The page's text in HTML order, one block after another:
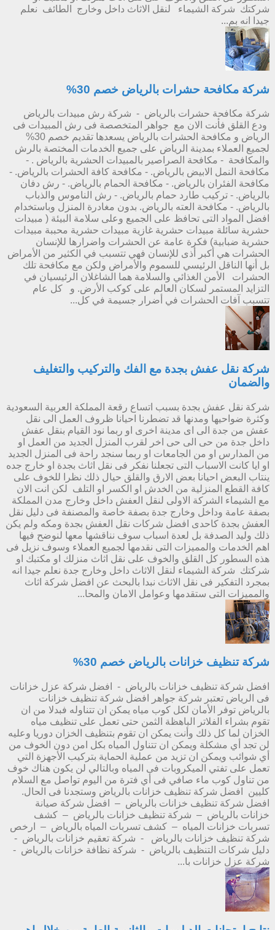
شركتك شركة الشيماء لنقل الاثاث داخل وخارج الطائف نعلم
جيدا انه بم...
شركة مكافحة حشرات بالرياض خصم 30%
شركة مكافحة حشرات بالرياض - شركة رش مبيدات بالرياض
ودع القلق فأنت الان مع جواهر المتخصصة فى رش المبيدات فى
الرياض و مكافحة الحشرات بالرياض يسعدها تقديم خصم 30%
لجميع العملاء بمدينة الرياض على جميع الخدمات المختصة بالرش
والمكافحة - مكافحة الصراصير بالمبيدات الحشرية بالرياض . -
مكافحة النمل الابيض بالرياض. - مكافحة كافة الحشرات بالرياض. -
مكافحة الفئران بالرياض. - مكافحة الحمام بالرياض. - رش دفان
بالرياض. - تركيب طارد حمام بالرياض. - رش الناموس والذباب
بالرياض. - مكافحة العته بالرياض. بدون مغادرة المنزل وباستخدام
افضل المواد التى تحافظ على الجميع وعلى سلامة البيئة ( مبيدات
حشرية سائلة مبيدات حشرية غازية مبيدات حشرية محببة مبيدات
حشرية ضبابية) فكرة عامة عن الحشرات واضرارها للإنسان
الحشرات هي أكبر أذى للإنسان فهي تتسبب في الكثير من الأمراض
بل أنها الناقل الرئيسي للسموم والأمراض ولكن مع مكافحة تلك
الحشرات الأمن الغذائي والسلامة هما الشاغلان الرئيسيان في
التزايد المستمر لسكان العالم على كوكب الأرض. و كل عام
تتسبب آفات الحشرات في أضرار جسيمة في كل...
شركة نقل عفش بجدة مع الفك والتركيب والتغليف
والضمان
شركة نقل عفش بجدة بسبب اتساع رقعة المملكة العربية السعودية
وكثرة ضواحيها ومدنها قد تضطرنا احيانا ظروف العمل الى نقل
عفش من جدة الى اى مدينة اخرى او ربما نود القيام بنقل عفش
داخل جدة من حى الى حى اخر لقرب المنزل الجديد من العمل او
من المدارس او من الجامعات او ربما سنجد راحة فى المنزل الجديد
او ايا كانت الاسباب التى تجعلنا نفكر فى نقل اثاث بجدة او خارج جده
ينتاب البعض احيانا بعض الارق والقلق حيال ذلك نظرا للخوف على
كافة القطع المنزلية من الخدش او الكسر او التلف لكن انت الان
مع الشيماء الشركة الاولى لنقل العفش داخل وخارج مدن المملكة
بصفة عامة وداخل وخارج جدة بصفة خاصة والمصنفة فى دليل نقل
العفش بجدة كاحدى افضل شركات نقل العفش بجدة ومكه ولم يكن
ذلك وليد الصدفة بل لعدة اسباب سوف نناقشها معها لنوضح فيها
اهم الخدمات والمميزات التى نقدمها لجميع العملاء وسوف نزيل فى
هذه السطور كل القلق والخوف على نقل اثاث منزلك او مكتبك او
شركتك شركة الشيماء لنقل الاثاث داخل وخارج جدة نعلم جيدا انه
بمجرد التفكير فى نقل الاثاث نبدا بالبحث عن افضل شركة اثاث
والمميزات التى ستقدمها وعوامل الامان والمحا...
شركة تنظيف خزانات بالرياض خصم 30%
افضل شركة تنظيف خزانات بالرياض - افضل شركة عزل خزانات
فى الرياض تعتبر شركة جواهر افضل شركة تنظيف خزانات
بالرياض توفر الأمان لكل كوب مياه يمكن ان تتناوله فبدلا من ان
تقوم بشراء الفلاتر الباهظة الثمن حتى تعمل على تنظيف مياه
الخزان لما كل ذلك وأنت يمكن ان تقوم بتنظيف الخزان دوريا وعليه
لن تجد أي مشكلة ويمكن ان تتناول المياه بكل امن دون الخوف من
أي شوائب ويمكن ان تزيد من عملية الحماية بتركيب الأجهزة التي
تعمل على تفتي الميكروبات فى المياه وبالتالي لن يكون هناك خوف
من تناول كوب ماء صافي فى أي فترة من اليوم تواصل مع السلام
كليين افضل شركة تنظيف خزانات بالرياض وستجدنا فى الحال.
افضل شركة تنظيف خزانات بالرياض – افضل شركة صيانة
خزانات بالرياض – شركة تنظيف خزانات بالرياض – كشف
تسربات خزانات المياه – كشف تسربات المياه بالرياض – ارخص
شركة تنظيف خزانات بالرياض - شركة تعقيم خزانات بالرياض -
دليل شركات التنظيف بالرياض - شركة نظافة خزانات بالرياض -
شركة عزل خزانات با...